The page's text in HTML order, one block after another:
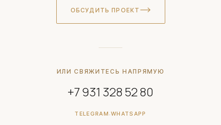
ОБСУДИТЬ ПРОЕКТ
ИЛИ СВЯЖИТЕСЬ НАПРЯМУЮ
+7 931 328 52 80
TELEGRAM ·WHATSAPP